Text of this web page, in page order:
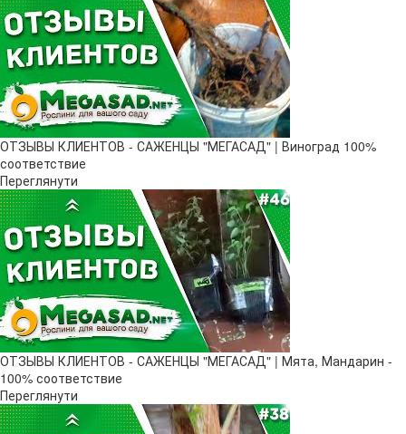
ОТЗЫВЫ КЛИЕНТОВ - САЖЕНЦЫ "МЕГАСАД" | Виноград 100%
соответствие
Переглянути
ОТЗЫВЫ КЛИЕНТОВ - САЖЕНЦЫ "МЕГАСАД" | Мята, Мандарин -
100% соответствие
Переглянути